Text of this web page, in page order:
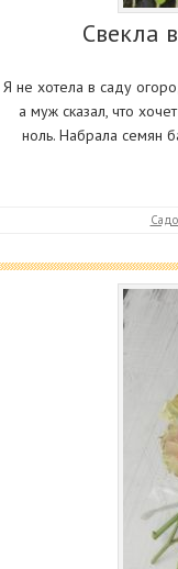
Свекла
Я не хотела в саду
а муж сказал, что
ноль. Набрала семян